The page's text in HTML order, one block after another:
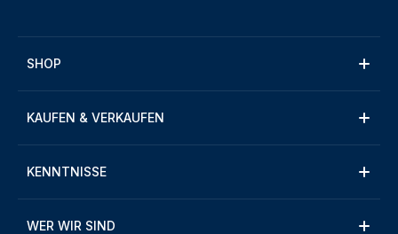
SHOP
KAUFEN & VERKAUFEN
KENNTNISSE
WER WIR SIND